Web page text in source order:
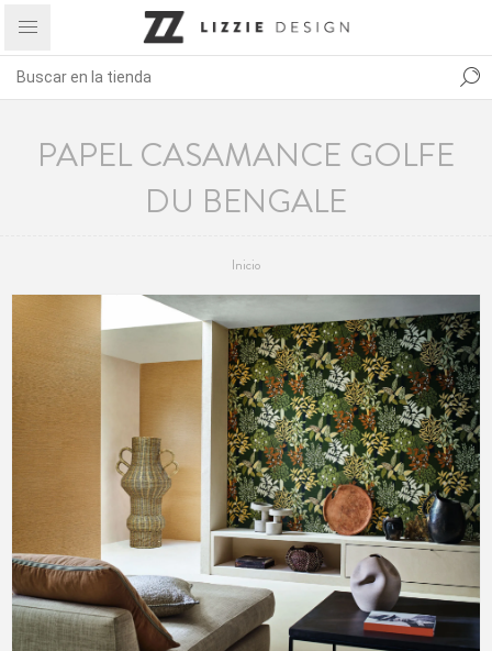
PAPEL CASAMANCE GOLFE
DU BENGALE
Inicio